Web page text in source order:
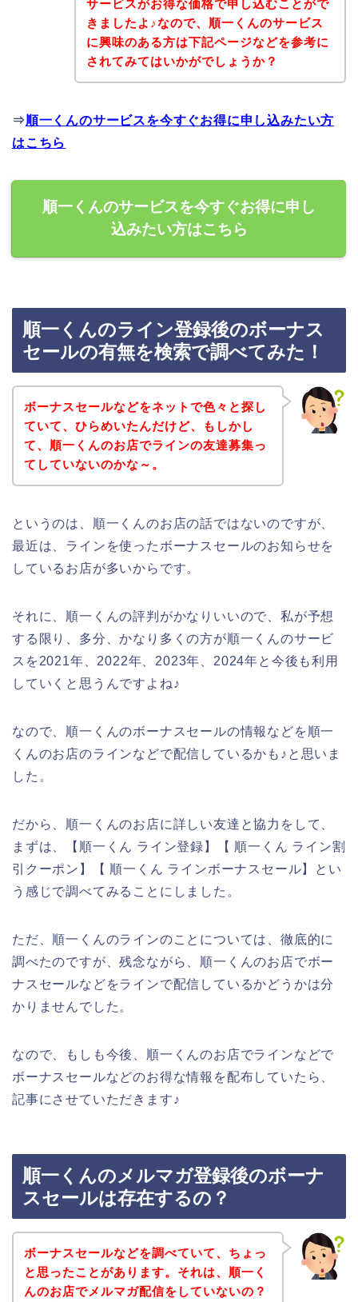
サービスがお得な価格で申し込むことがで
きましたよ♪なので、順一くんのサービス
に興味のある方は下記ページなどを参考に
されてみてはいかがでしょうか？
⇒順一くんのサービスを今すぐお得に申し込みたい方
はこちら
順一くんのサービスを今すぐお得に申し
込みたい方はこちら
順一くんのライン登録後のボーナス
セールの有無を検索で調べてみた！
ボーナスセールなどをネットで色々と探し
ていて、ひらめいたんだけど、もしかし
て、順一くんのお店でラインの友達募集っ
てしていないのかな～。
というのは、順一くんのお店の話ではないのですが、
最近は、ラインを使ったボーナスセールのお知らせを
しているお店が多いからです。
それに、順一くんの評判がかなりいいので、私が予想
する限り、多分、かなり多くの方が順一くんのサービ
スを2021年、2022年、2023年、2024年と今後も利用
していくと思うんですよね♪
なので、順一くんのボーナスセールの情報などを順一
くんのお店のラインなどで配信しているかも♪と思いま
した。
だから、順一くんのお店に詳しい友達と協力をして、
まずは、【順一くん ライン登録】【 順一くん ライン割
引クーポン】【 順一くん ラインボーナスセール】とい
う感じで調べてみることにしました。
ただ、順一くんのラインのことについては、徹底的に
調べたのですが、残念ながら、順一くんのお店でボー
ナスセールなどをラインで配信しているかどうかは分
かりませんでした。
なので、もしも今後、順一くんのお店でラインなどで
ボーナスセールなどのお得な情報を配布していたら、
記事にさせていただきます♪
順一くんのメルマガ登録後のボーナ
スセールは存在するの？
ボーナスセールなどを調べていて、ちょっ
と思ったことがあります。それは、順一く
んのお店でメルマガ配信をしていないの？